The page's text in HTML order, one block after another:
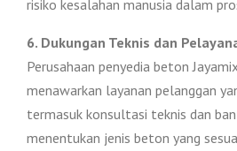
risiko kesalahan manusia dalam
6. Dukungan Teknis dan
Perusahaan penyedia beton
menawarkan layanan pelanggan
termasuk konsultasi teknis dan
menentukan jenis beton yang